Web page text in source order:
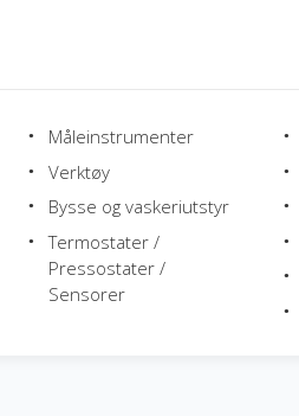
Måleinstrumenter
Verktøy
Bysse og vaskeriutstyr
Termostater /
Pressostater /
Sensorer